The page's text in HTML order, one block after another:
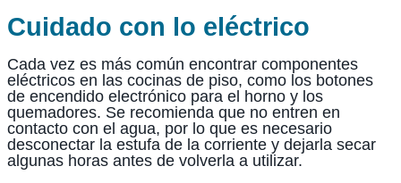
Cuidado con lo eléctrico
Cada vez es más común encontrar componentes
eléctricos en las cocinas de piso, como los botones
de encendido electrónico para el horno y los
quemadores. Se recomienda que no entren en
contacto con el agua, por lo que es necesario
desconectar la estufa de la corriente y dejarla secar
algunas horas antes de volverla a utilizar.